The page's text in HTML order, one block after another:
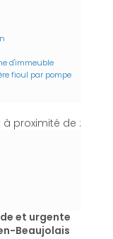
d'immeuble
fioul par pompe
à proximité de :
et urgente
Beaujolais